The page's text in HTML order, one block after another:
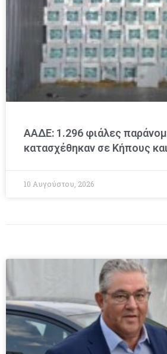
ΑΑΔΕ: 1.296 φιάλες
κατασχέθηκαν σε Κήπους
10 Αυγούστου, 2026